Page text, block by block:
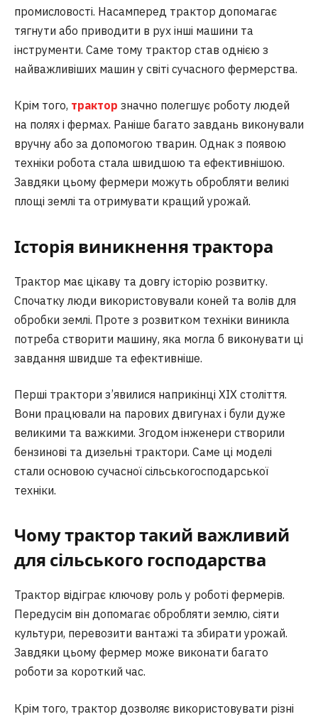
промисловості. Насамперед трактор допомагає
тягнути або приводити в рух інші машини та
інструменти. Саме тому трактор став однією з
найважливіших машин у світі сучасного фермерства.
Крім того, трактор значно полегшує роботу людей
на полях і фермах. Раніше багато завдань виконували
вручну або за допомогою тварин. Однак з появою
техніки робота стала швидшою та ефективнішою.
Завдяки цьому фермери можуть обробляти великі
площі землі та отримувати кращий урожай.
Історія виникнення трактора
Трактор має цікаву та довгу історію розвитку.
Спочатку люди використовували коней та волів для
обробки землі. Проте з розвитком техніки виникла
потреба створити машину, яка могла б виконувати ці
завдання швидше та ефективніше.
Перші трактори з’явилися наприкінці XIX століття.
Вони працювали на парових двигунах і були дуже
великими та важкими. Згодом інженери створили
бензинові та дизельні трактори. Саме ці моделі
стали основою сучасної сільськогосподарської
техніки.
Чому трактор такий важливий
для сільського господарства
Трактор відіграє ключову роль у роботі фермерів.
Передусім він допомагає обробляти землю, сіяти
культури, перевозити вантажі та збирати урожай.
Завдяки цьому фермер може виконати багато
роботи за короткий час.
Крім того, трактор дозволяє використовувати різні